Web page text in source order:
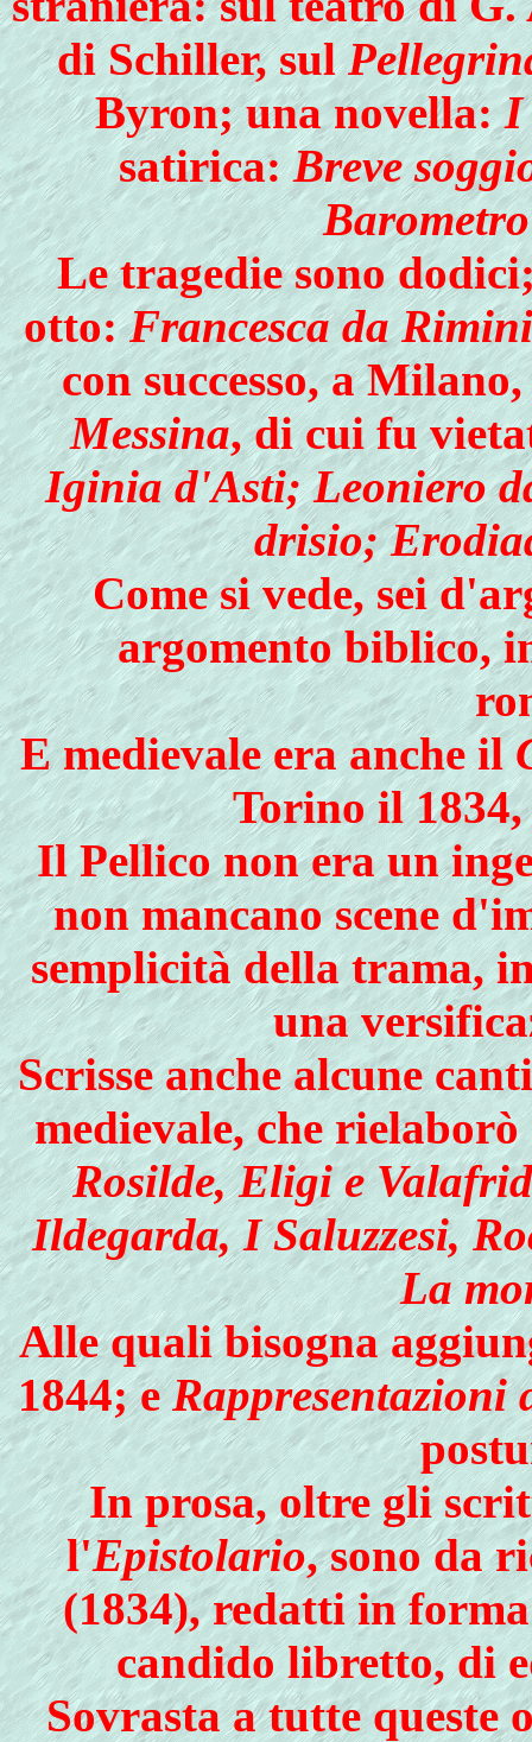
di Schiller, sul
Byron; una novella:I
satirica:Breve
Barometro
Le tragedie sono
otto:Francesca da Rimini
con successo, a
Messina, di cui fu
Iginia d'Asti; Leoniero
drisio;
Come si vede, sei
argomento biblico,
E medievale era anche il
Torino il 1834,
Il Pellico non era un
non mancano scene
semplicità della trama,
una
Scrisse anche alcune
medievale, che
Rosilde, Eligi e
Ildegarda, I Saluzzesi,
La
Alle quali bisogna
1844; eRappresentazioni
In prosa, oltre gli
l'Epistolario, sono da
(1834), redatti in
candido libretto, di
Sovrasta a tutte queste